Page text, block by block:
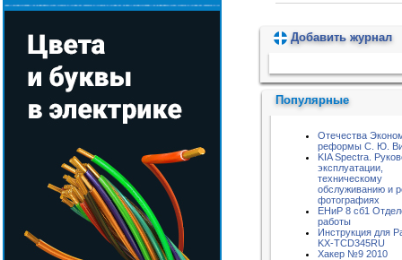
Добавить журнал
Популярные
Отечества
реформы С. Ю.
KIA Spectra.
эксплуатации,
техническому
обслуживанию и
фотографиях
ЕНиР 8 сб1
работы
Инструкция для
KX-TCD345RU
Хакер №9 2010